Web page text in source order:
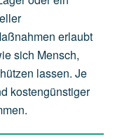
erlaubt
sich Mensch,
lassen. Je
kostengünstiger